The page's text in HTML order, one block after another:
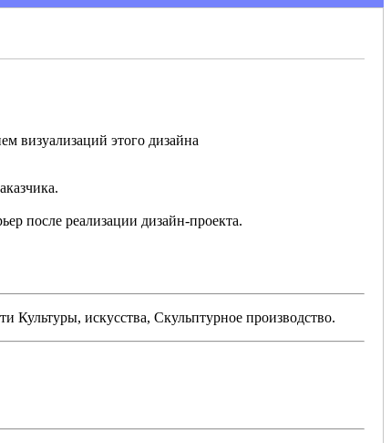
визуализаций этого дизайна
после реализации дизайн-проекта.
Культуры, искусства, Скульптурное производство.